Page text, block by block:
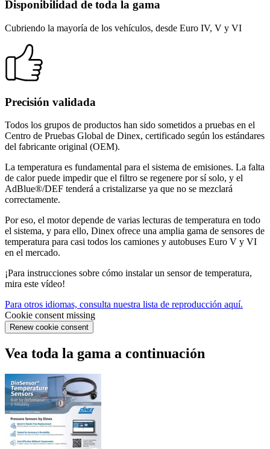
Disponibilidad de toda la gama
Cubriendo la mayoría de los vehículos, desde Euro IV, V y VI
Precisión validada
Todos los grupos de productos han sido sometidos a pruebas en el
Centro de Pruebas Global de Dinex, certificado según los estándares
del fabricante original (OEM).
La temperatura es fundamental para el sistema de emisiones. La falta
de calor puede impedir que el filtro se regenere por sí solo, y el
AdBlue®/DEF tenderá a cristalizarse ya que no se mezclará
correctamente.
Por eso, el motor depende de varias lecturas de temperatura en todo
el sistema, y para ello, Dinex ofrece una amplia gama de sensores de
temperatura para casi todos los camiones y autobuses Euro V y VI
en el mercado.
¡Para instrucciones sobre cómo instalar un sensor de temperatura,
mira este vídeo!
Para otros idiomas, consulta nuestra lista de reproducción aquí.
Cookie consent missing
Renew cookie consent
Vea toda la gama a continuación